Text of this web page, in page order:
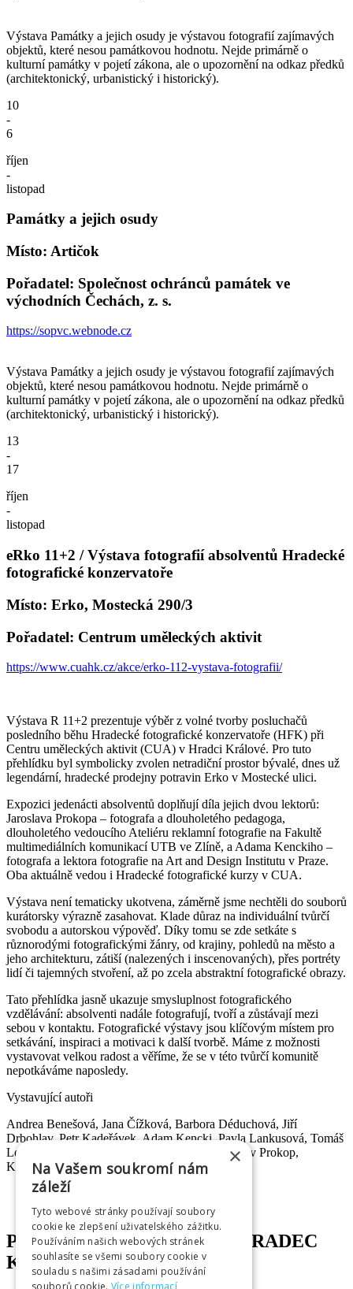
Výstava Památky a jejich osudy je výstavou fotografií zajímavých
objektů, které nesou památkovou hodnotu. Nejde primárně o
kulturní památky v pojetí zákona, ale o upozornění na odkaz předků
(architektonický, urbanistický i historický).
10
-
6
říjen
-
listopad
Památky a jejich osudy
Místo: Artičok
Pořadatel: Společnost ochránců památek ve
východních Čechách, z. s.
https://sopvc.webnode.cz
Výstava Památky a jejich osudy je výstavou fotografií zajímavých
objektů, které nesou památkovou hodnotu. Nejde primárně o
kulturní památky v pojetí zákona, ale o upozornění na odkaz předků
(architektonický, urbanistický i historický).
13
-
17
říjen
-
listopad
eRko 11+2 / Výstava fotografií absolventů Hradecké
fotografické konzervatoře
Místo: Erko, Mostecká 290/3
Pořadatel: Centrum uměleckých aktivit
https://www.cuahk.cz/akce/erko-112-vystava-fotografii/
Výstava R 11+2 prezentuje výběr z volné tvorby posluchačů
posledního běhu Hradecké fotografické konzervatoře (HFK) při
Centru uměleckých aktivit (CUA) v Hradci Králové. Pro tuto
přehlídku byl symbolicky zvolen netradiční prostor bývalé, dnes už
legendární, hradecké prodejny potravin Erko v Mostecké ulici.
Expozici jedenácti absolventů doplňují díla jejich dvou lektorů:
Jaroslava Prokopa – fotografa a dlouholetého pedagoga,
dlouholetého vedoucího Ateliéru reklamní fotografie na Fakultě
multimediálních komunikací UTB ve Zlíně, a Adama Kenckiho –
fotografa a lektora fotografie na Art and Design Institutu v Praze.
Oba aktuálně vedou i Hradecké fotografické kurzy v CUA.
Výstava není tematicky ukotvena, záměrně jsme nechtěli do souborů
kurátorsky výrazně zasahovat. Klade důraz na individuální tvůrčí
svobodu a autorskou výpověď. Díky tomu se zde setkáte s
různorodými fotografickými žánry, od krajiny, pohledů na město a
jeho architekturu, zátiší (nalezených i inscenovaných), přes portréty
lidí či tajemných stvoření, až po zcela abstraktní fotografické obrazy.
Tato přehlídka jasně ukazuje smysluplnost fotografického
vzdělávání: absolventi nadále fotografují, tvoří a zůstávají mezi
sebou v kontaktu. Fotografické výstavy jsou klíčovým místem pro
setkávání, inspiraci a motivaci k další tvorbě. Máme z možnosti
vystavovat velkou radost a věříme, že se v této tvůrčí komunitě
nepotkáváme naposledy.
Vystavující autoři
Andrea Benešová, Jana Čížková, Barbora Déduchová, Jiří
Drbohlav, Petr Kadeřávek, Adam Kencki, Pavla Lankusová, Tomáš
Lelek, Vladimír Ludvík, Anastasia Mega, Jaroslav Prokop,
Květoslava Slezáková, Dana Stránská.
PARTNEŘI INFOCENTRA HRADEC
KRÁLOVÉ
×
Na Vašem soukromí nám
záleží
Tyto webové stránky používají soubory
cookie ke zlepšení uživatelského zážitku.
Používáním našich webových stránek
souhlasíte se všemi soubory cookie v
souladu s našimi zásadami používání
souborů cookie. Více informací